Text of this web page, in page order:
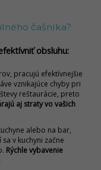
čašníka?
obsluhu:
pracujú efektívnejšie
vznikajúce chyby pri
reštaurácie, preto
aj straty vo vašich
alebo na bar,
v kuchyni začne
Rýchle vybavenie